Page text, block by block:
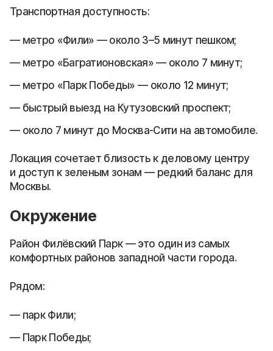
Транспортная доступность:
метро «Фили» — около 3–5 минут пешком;
метро «Багратионовская» — около 7 минут;
метро «Парк Победы» — около 12 минут;
быстрый выезд на Кутузовский проспект;
около 7 минут до Москва-Сити на автомобиле.
Локация сочетает близость к деловому центру
и доступ к зеленым зонам — редкий баланс для
Москвы.
Окружение
Район Филёвский Парк — это один из самых
комфортных районов западной части города.
Рядом:
парк Фили;
Парк Победы;